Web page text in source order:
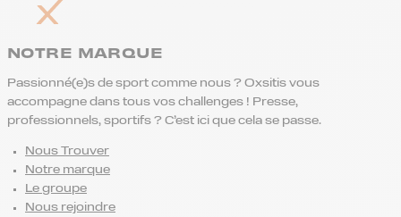
NOTRE MARQUE
Passionné(e)s de sport comme nous ? Oxsitis vous
accompagne dans tous vos challenges ! Presse,
professionnels, sportifs ? C’est ici que cela se passe.
Nous Trouver
Notre marque
Le groupe
Nous rejoindre